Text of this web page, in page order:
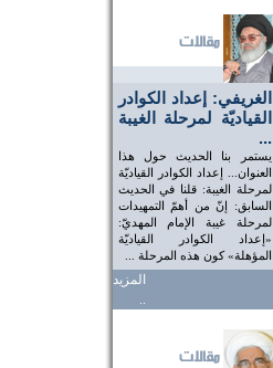
الغريفي: إعداد الكوادر
القياديّة لمرحلة الغيبة
...
يستمر بنا الحديث حول هذا
العنوان... إعداد الكوادر القياديّة
لمرحلة الغيبة: قلنا في الحديث
السابق: إنّ من أهمّ التمهيدات
لمرحلة غيبة الإمام المهديّ:
«إعداد الكوادر القياديّة
المؤهلة» كون هذه المرحلة ...
المزيد
..